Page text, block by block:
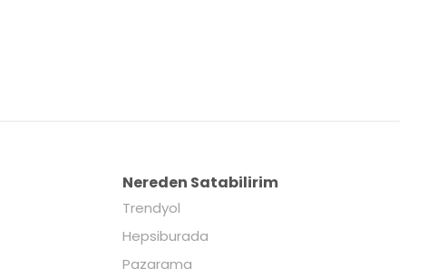
Nereden Satabilirim
Trendyol
Hepsiburada
Pazarama